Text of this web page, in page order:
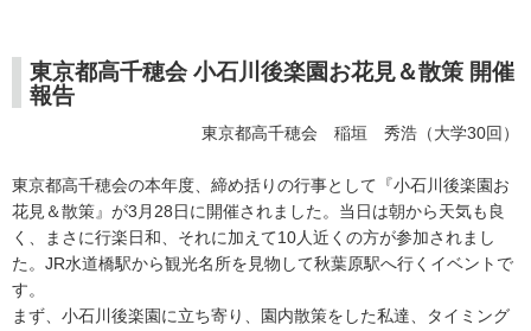
東京都高千穂会 小石川後楽園お花見＆散策 開催
報告
東京都高千穂会 稲垣 秀浩（大学30回）
東京都高千穂会の本年度、締め括りの行事として『小石川後楽園お
花見＆散策』が3月28日に開催されました。当日は朝から天気も良
く、まさに行楽日和、それに加えて10人近くの方が参加されまし
た。JR水道橋駅から観光名所を見物して秋葉原駅へ行くイベントで
す。
まず、小石川後楽園に立ち寄り、園内散策をした私達、タイミング